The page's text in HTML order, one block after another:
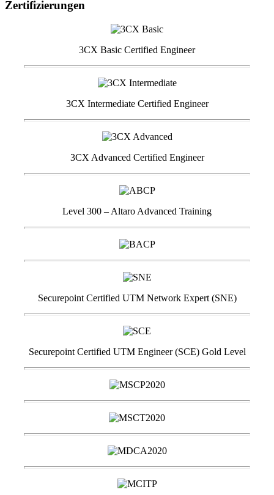
Zertifizierungen
3CX Basic Certified Engineer
3CX Intermediate Certified Engineer
3CX Advanced Certified Engineer
Level 300 – Altaro Advanced Training
Securepoint Certified UTM Network Expert (SNE)
Securepoint Certified UTM Engineer (SCE) Gold Level